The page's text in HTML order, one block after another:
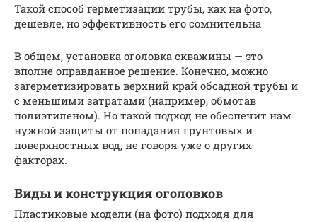
Такой способ герметизации трубы, как на фото,
дешевле, но эффективность его сомнительна
В общем, установка оголовка скважины — это
вполне оправданное решение. Конечно, можно
загерметизировать верхний край обсадной трубы и
с меньшими затратами (например, обмотав
полиэтиленом). Но такой подход не обеспечит нам
нужной защиты от попадания грунтовых и
поверхностных вод, не говоря уже о других
факторах.
Виды и конструкция оголовков
Пластиковые модели (на фото) подходя для